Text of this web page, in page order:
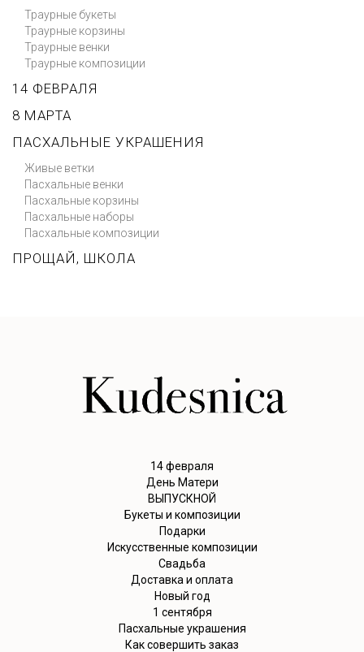
Траурные букеты
Траурные корзины
Траурные венки
Траурные композиции
14 ФЕВРАЛЯ
8 МАРТА
ПАСХАЛЬНЫЕ УКРАШЕНИЯ
Живые ветки
Пасхальные венки
Пасхальные корзины
Пасхальные наборы
Пасхальные композиции
ПРОЩАЙ, ШКОЛА
14 февраля
День Матери
ВЫПУСКНОЙ
Букеты и композиции
Подарки
Искусственные композиции
Свадьба
Доставка и оплата
Новый год
1 сентября
Пасхальные украшения
Как совершить заказ